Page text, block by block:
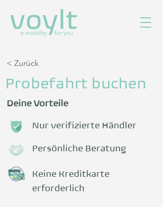
< Zurück
Probefahrt buchen
Deine Vorteile
Nur verifizierte Händler
Persönliche Beratung
Keine Kreditkarte
erforderlich